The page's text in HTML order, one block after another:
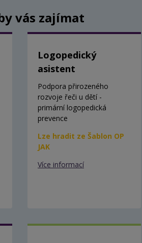
vás zajímat
Logopedický
asistent
Podpora přirozeného
rozvoje řeči u dětí -
primární logopedická
prevence
Lze hradit ze Šablon OP
JAK
Více informací